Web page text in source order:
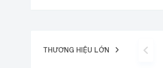
THƯƠNG HIỆU LỚN